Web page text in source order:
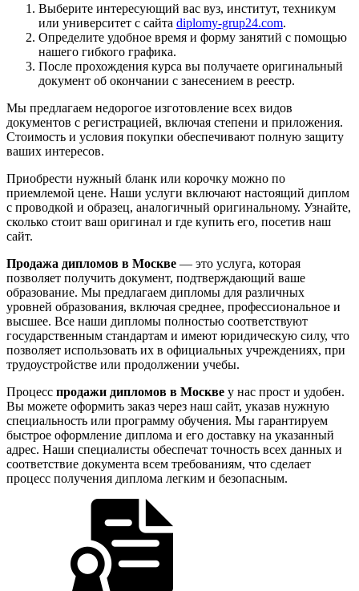
Выберите интересующий вас вуз, институт, техникум
или университет с сайта diplomy-grup24.com.
Определите удобное время и форму занятий с помощью
нашего гибкого графика.
После прохождения курса вы получаете оригинальный
документ об окончании с занесением в реестр.
Мы предлагаем недорогое изготовление всех видов
документов с регистрацией, включая степени и приложения.
Стоимость и условия покупки обеспечивают полную защиту
ваших интересов.
Приобрести нужный бланк или корочку можно по
приемлемой цене. Наши услуги включают настоящий диплом
с проводкой и образец, аналогичный оригинальному. Узнайте,
сколько стоит ваш оригинал и где купить его, посетив наш
сайт.
Продажа дипломов в Москве — это услуга, которая
позволяет получить документ, подтверждающий ваше
образование. Мы предлагаем дипломы для различных
уровней образования, включая среднее, профессиональное и
высшее. Все наши дипломы полностью соответствуют
государственным стандартам и имеют юридическую силу, что
позволяет использовать их в официальных учреждениях, при
трудоустройстве или продолжении учебы.
Процесс продажи дипломов в Москве у нас прост и удобен.
Вы можете оформить заказ через наш сайт, указав нужную
специальность или программу обучения. Мы гарантируем
быстрое оформление диплома и его доставку на указанный
адрес. Наши специалисты обеспечат точность всех данных и
соответствие документа всем требованиям, что сделает
процесс получения диплома легким и безопасным.